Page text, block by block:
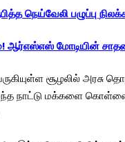
நெய்வேலி பழுப்பு
ஆர்எஸ்எஸ் மோடியின்
சூழலில்
சொந்த நாட்டு மக்களை